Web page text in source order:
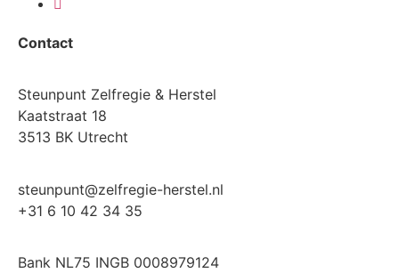
Contact
Steunpunt Zelfregie & Herstel
Kaatstraat 18
3513 BK Utrecht
steunpunt@zelfregie-herstel.nl
+31 6 10 42 34 35
Bank NL75 INGB 0008979124